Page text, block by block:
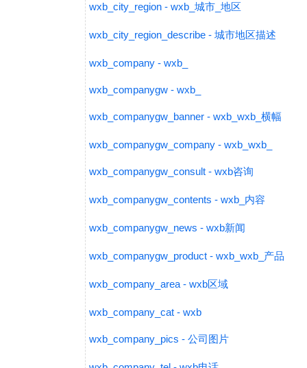
wxb_city_region - wxb_城市_地区
wxb_city_region_describe - 城市地区描述
wxb_company - wxb_
wxb_companygw - wxb_
wxb_companygw_banner - wxb_wxb_横幅
wxb_companygw_company - wxb_wxb_
wxb_companygw_consult - wxb咨询
wxb_companygw_contents - wxb_内容
wxb_companygw_news - wxb新闻
wxb_companygw_product - wxb_wxb_产品
wxb_company_area - wxb区域
wxb_company_cat - wxb
wxb_company_pics - 公司图片